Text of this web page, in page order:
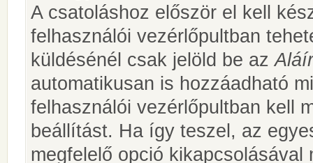
A csatoláshoz először el kell
felhasználói vezérlőpultban
küldésénél csak jelöld be az
automatikusan is hozzáadható
felhasználói vezérlőpultban kell
beállítást. Ha így teszel, az
megfelelő opció